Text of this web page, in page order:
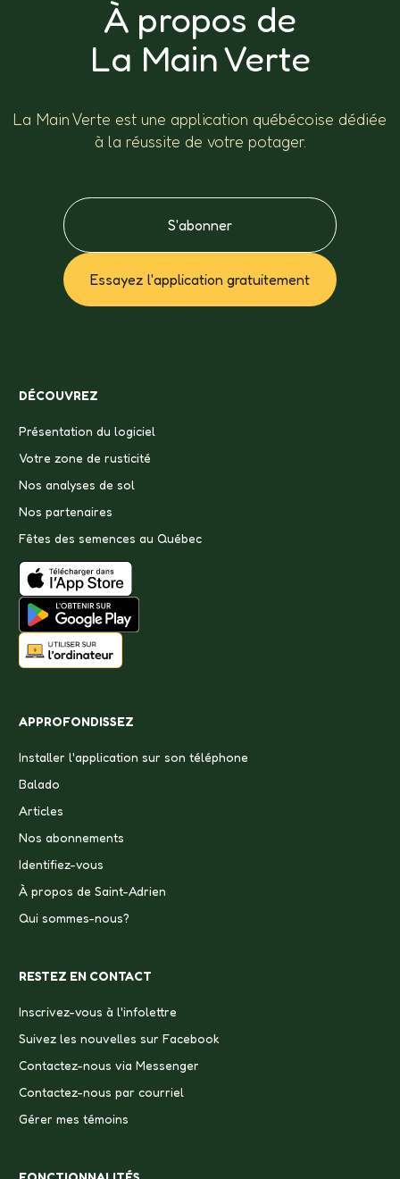
À propos de
La Main Verte
La Main Verte est une application québécoise dédiée
à la réussite de votre potager.
S'abonner
Essayez l'application gratuitement
DÉCOUVREZ
Présentation du logiciel
Votre zone de rusticité
Nos analyses de sol
Nos partenaires
Fêtes des semences au Québec
APPROFONDISSEZ
Installer l'application sur son téléphone
Balado
Articles
Nos abonnements
Identifiez-vous
À propos de Saint-Adrien
Qui sommes-nous?
RESTEZ EN CONTACT
Inscrivez-vous à l'infolettre
Suivez les nouvelles sur Facebook
Contactez-nous via Messenger
Contactez-nous par courriel
Gérer mes témoins